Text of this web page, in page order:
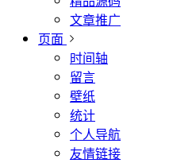
文章推广
页面
时间轴
留言
壁纸
统计
个人导航
友情链接